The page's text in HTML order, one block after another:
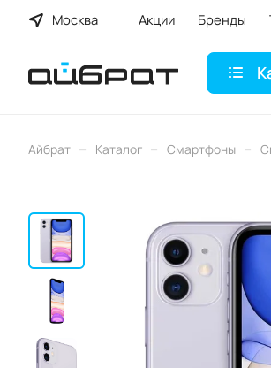
Москва Акции Бренды
Айбрат – Каталог – Смартфоны –